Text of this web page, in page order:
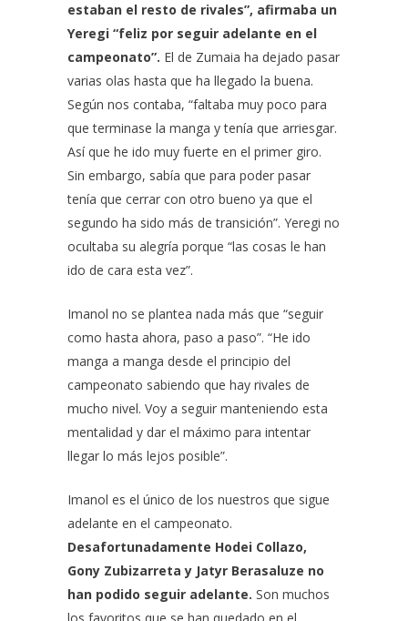
estaban el resto de rivales”, afirmaba un
Yeregi “feliz por seguir adelante en el
campeonato”. El de Zumaia ha dejado pasar
varias olas hasta que ha llegado la buena.
Según nos contaba, “faltaba muy poco para
que terminase la manga y tenía que arriesgar.
Así que he ido muy fuerte en el primer giro.
Sin embargo, sabía que para poder pasar
tenía que cerrar con otro bueno ya que el
segundo ha sido más de transición”. Yeregi no
ocultaba su alegría porque “las cosas le han
ido de cara esta vez”.
Imanol no se plantea nada más que “seguir
como hasta ahora, paso a paso”. “He ido
manga a manga desde el principio del
campeonato sabiendo que hay rivales de
mucho nivel. Voy a seguir manteniendo esta
mentalidad y dar el máximo para intentar
llegar lo más lejos posible”.
Imanol es el único de los nuestros que sigue
adelante en el campeonato.
Desafortunadamente Hodei Collazo,
Gony Zubizarreta y Jatyr Berasaluze no
han podido seguir adelante. Son muchos